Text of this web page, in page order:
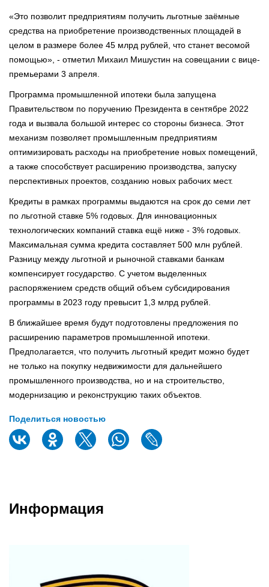
«Это позволит предприятиям получить льготные заёмные
средства на приобретение производственных площадей в
целом в размере более 45 млрд рублей, что станет весомой
помощью», - отметил Михаил Мишустин на совещании с вице-
премьерами 3 апреля.
Программа промышленной ипотеки была запущена
Правительством по поручению Президента в сентябре 2022
года и вызвала большой интерес со стороны бизнеса. Этот
механизм позволяет промышленным предприятиям
оптимизировать расходы на приобретение новых помещений,
а также способствует расширению производства, запуску
перспективных проектов, созданию новых рабочих мест.
Кредиты в рамках программы выдаются на срок до семи лет
по льготной ставке 5% годовых. Для инновационных
технологических компаний ставка ещё ниже - 3% годовых.
Максимальная сумма кредита составляет 500 млн рублей.
Разницу между льготной и рыночной ставками банкам
компенсирует государство. С учетом выделенных
распоряжением средств общий объем субсидирования
программы в 2023 году превысит 1,3 млрд рублей.
В ближайшее время будут подготовлены предложения по
расширению параметров промышленной ипотеки.
Предполагается, что получить льготный кредит можно будет
не только на покупку недвижимости для дальнейшего
промышленного производства, но и на строительство,
модернизацию и реконструкцию таких объектов.
Поделиться новостью
Информация